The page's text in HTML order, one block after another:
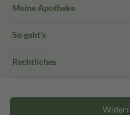
Meine Apotheke
So geht's
Rechtliches